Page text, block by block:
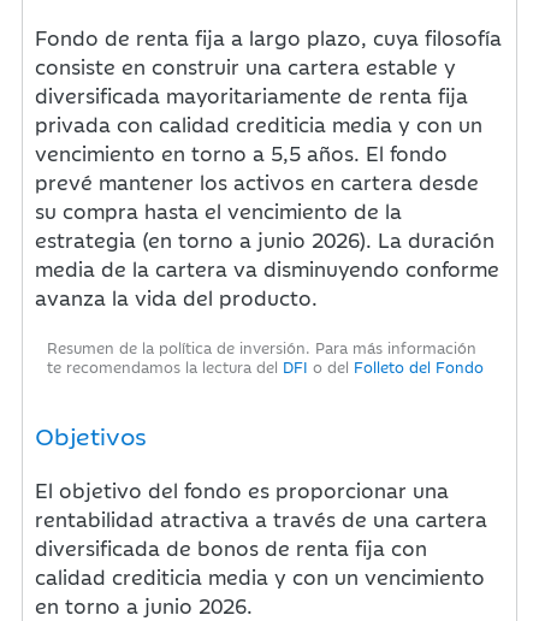
Fondo de renta fija a largo plazo, cuya filosofía
consiste en construir una cartera estable y
diversificada mayoritariamente de renta fija
privada con calidad crediticia media y con un
vencimiento en torno a 5,5 años. El fondo
prevé mantener los activos en cartera desde
su compra hasta el vencimiento de la
estrategia (en torno a junio 2026). La duración
media de la cartera va disminuyendo conforme
avanza la vida del producto.
Resumen de la política de inversión. Para más información
te recomendamos la lectura del DFI o del Folleto del Fondo
Objetivos
El objetivo del fondo es proporcionar una
rentabilidad atractiva a través de una cartera
diversificada de bonos de renta fija con
calidad crediticia media y con un vencimiento
en torno a junio 2026.